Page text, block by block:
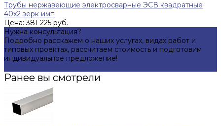
Трубы нержавеющие электросварные ЭСВ квадратные
40x2 зерк имп
Цена: 381 225 руб.
Нужна консультация?
Подробно расскажем о наших услугах, видах работ и
типовых проектах, рассчитаем стоимость и подготовим
индивидуальное предложение!
Ранее вы смотрели